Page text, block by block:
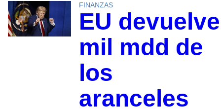
FINANZAS
EU
mil mdd de
los
aranceles